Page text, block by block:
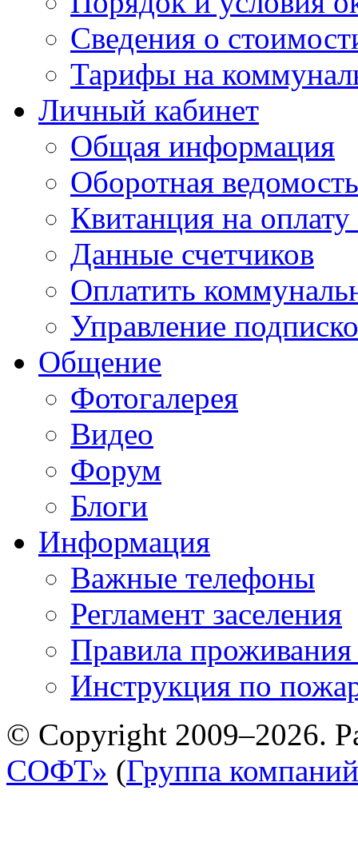
Сведения о
Тарифы на
Личный кабинет
Общая информация
Оборотная ведомость
Квитанция на
Данные счетчиков
Оплатить
Управление
Общение
Фотогалерея
Видео
Форум
Блоги
Информация
Важные телефоны
Регламент заселения
Правила
Инструкция по
© Copyright 2009–2026.
СОФТ» (Группа